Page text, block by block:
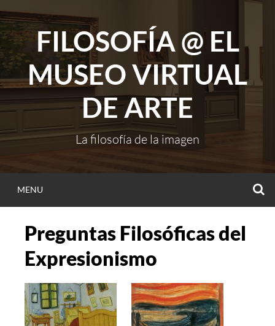
Skip
to
contentFILOSOFÍA @ EL
MUSEO VIRTUAL
DE ARTE
La filosofía de la imagen
MENU
Preguntas Filosóficas del
Expresionismo